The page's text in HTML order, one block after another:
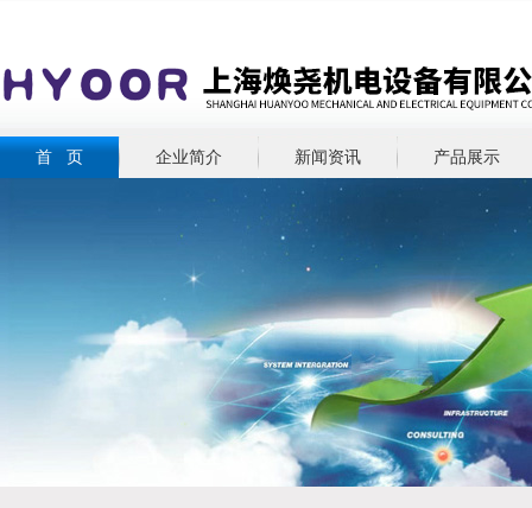
首 页 企业简介 新闻资讯 产品展示